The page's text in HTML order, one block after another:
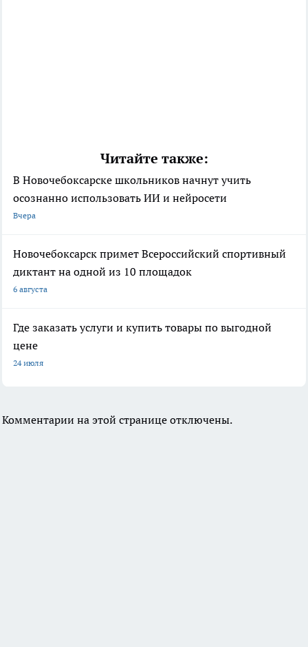
Читайте также:
В Новочебоксарске школьников начнут учить
осознанно использовать ИИ и нейросети
Вчера
Новочебоксарск примет Всероссийский спортивный
диктант на одной из 10 площадок
6 августа
Где заказать услуги и купить товары по выгодной
цене
24 июля
Комментарии на этой странице отключены.